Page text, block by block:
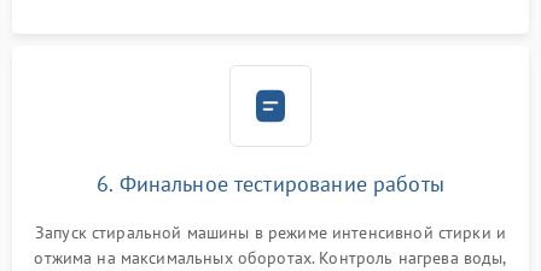
6. Финальное тестирование работы
Запуск стиральной машины в режиме интенсивной стирки и
отжима на максимальных оборотах. Контроль нагрева воды,